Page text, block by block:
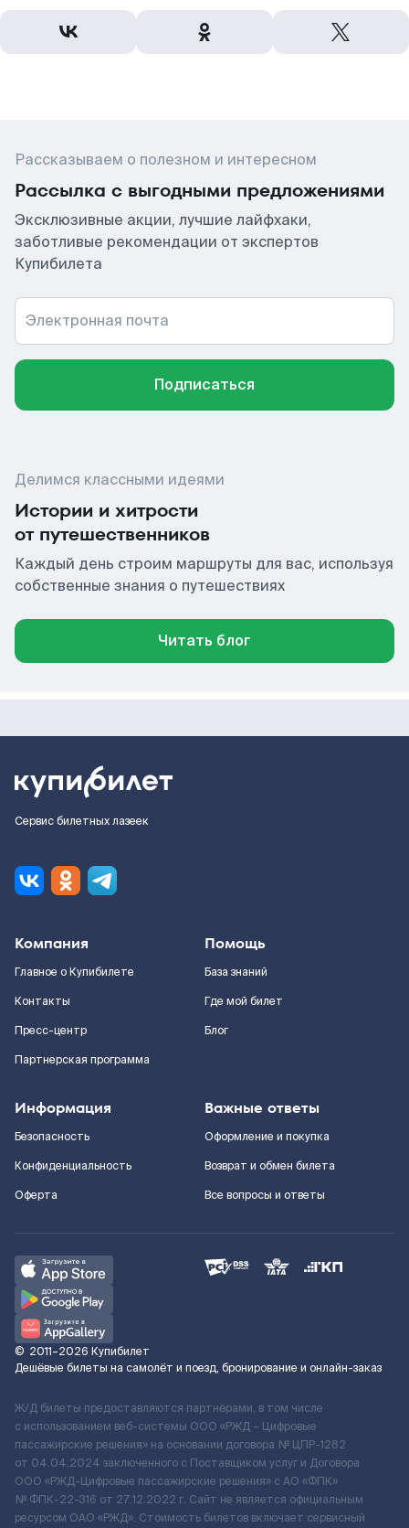
Рассказываем о полезном и интересном
Рассылка с выгодными предложениями
Эксклюзивные акции, лучшие лайфхаки,
заботливые рекомендации от экспертов
Купибилета
Электронная почта
Подписаться
Делимся классными идеями
Истории и хитрости
от путешественников
Каждый день строим маршруты для вас, используя
собственные знания о путешествиях
Читать блог
Сервис билетных лазеек
Компания
Главное о Купибилете
Контакты
Пресс-центр
Партнерская программа
Помощь
База знаний
Где мой билет
Блог
Информация
Безопасность
Конфиденциальность
Оферта
Важные ответы
Оформление и покупка
Возврат и обмен билета
Все вопросы и ответы
© 2011–2026 Купибилет
Дешёвые билеты на самолёт и поезд, бронирование и онлайн-заказ
Ж/Д билеты предоставляются партнёрами, в том числе
с использованием веб-системы ООО «РЖД – Цифровые
пассажирские решения» на основании договора № ЦПР-1282
от 04.04.2024 заключенного с Поставщиком услуг и Договора
ООО «РЖД-Цифровые пассажирские решения» c АО «ФПК»
№ ФПК-22-316 от 27.12.2022 г. Сайт не является официальным
ресурсом ОАО «РЖД». Стоимость билетов включает сервисный